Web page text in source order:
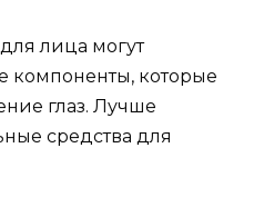
лица могут
компоненты, которые
глаз. Лучше
средства для